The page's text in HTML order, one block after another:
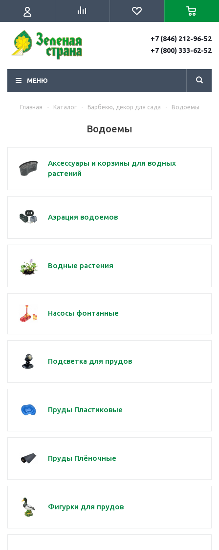
+7 (846) 212-96-52
+7 (800) 333-62-52
МЕНЮ
Главная - Каталог - Барбекю, декор для сада - Водоемы
Водоемы
Аксессуары и корзины для водных
растений
Аэрация водоемов
Водные растения
Насосы фонтанные
Подсветка для прудов
Пруды Пластиковые
Пруды Плёночные
Фигурки для прудов